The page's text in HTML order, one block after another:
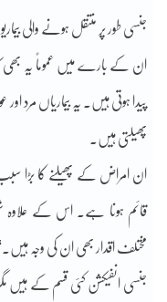
جنسی طور پر منتقل ہونے والی
ان کے بارے میں عموماً یہ بھی
پیدا ہوتی ہیں۔ یہ بیماریاں
پھیلتی ہیں۔
ان امراض کے پھیلنے کا بڑا سبب
قائم ہونا ہے۔ اس کے علاوہ
مختلف اقدار بھی ان کی وجہ ہیں۔‘
جنسی انفیکشن کئی قسم کے ہیں